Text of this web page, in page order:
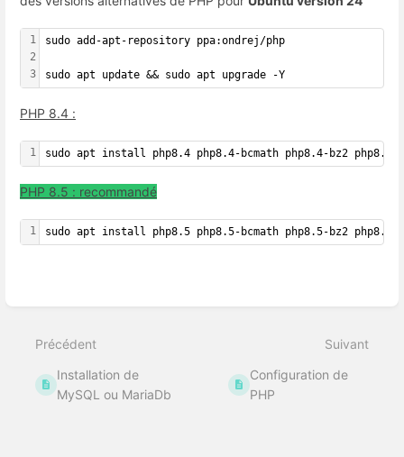
1
2
3
sudo add-apt-repository ppa:ondrej/php
sudo apt update && sudo apt upgrade -Y
PHP 8.4 :
1 sudo apt install php8.4 php8.4-bcmath php8.4-bz2
PHP 8.5 : recommandé
1 sudo apt install php8.5 php8.5-bcmath php8.5-bz2
dePrécédent
Installation de
MySQL ou MariaDb
Suivant
Configuration de
PHP